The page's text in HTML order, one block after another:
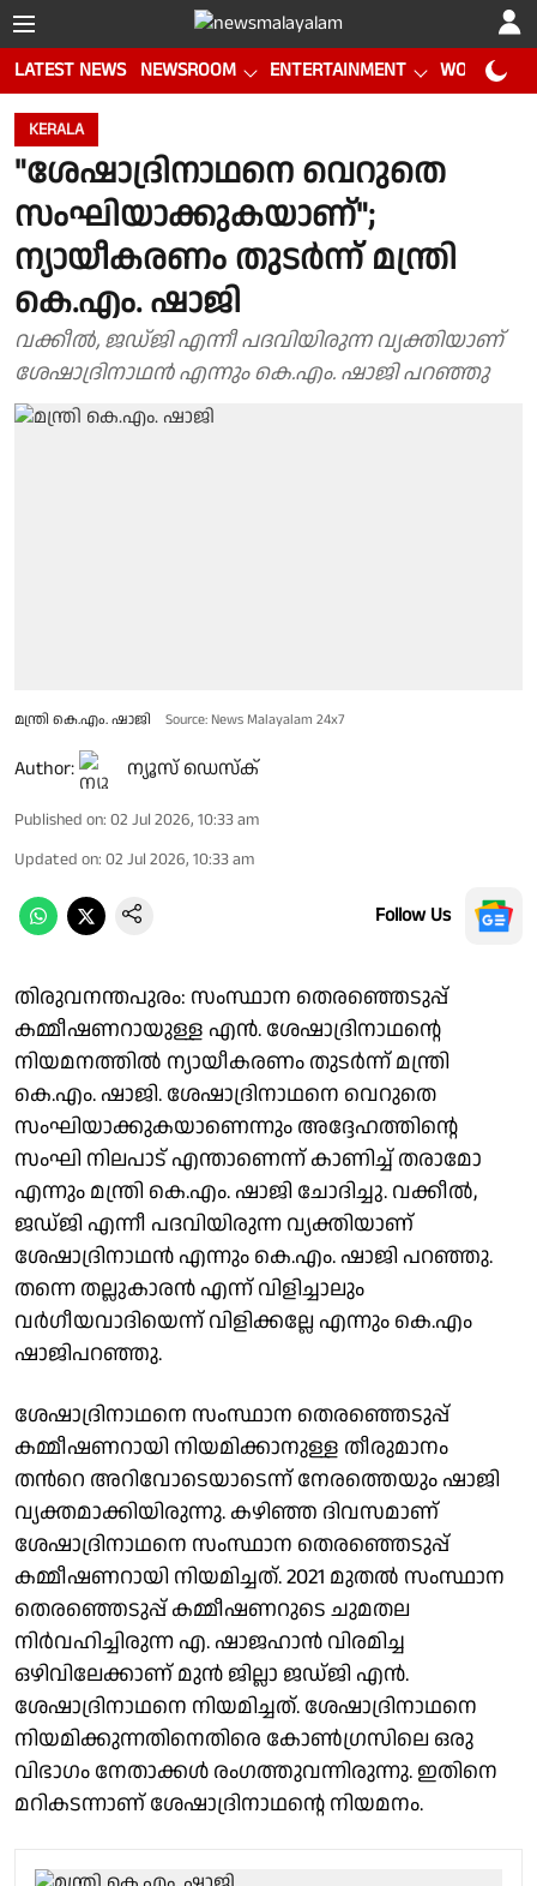
LATEST NEWS NEWSROOM ENTERTAINMENT WORLD CUP
KERALA
"ശേഷാദ്രിനാഥനെ വെറുതെ
സംഘിയാക്കുകയാണ്";
ന്യായീകരണം തുടർന്ന് മന്ത്രി
കെ.എം. ഷാജി
വക്കീൽ, ജഡ്ജി എന്നീ പദവിയിരുന്ന ‌വ്യക്തിയാണ്
ശേഷാദ്രിനാഥൻ എന്നും കെ.എം. ഷാജി പറഞ്ഞു
മന്ത്രി കെ.എം. ഷാജി Source: News Malayalam 24x7
Author: ന്യൂസ് ഡെസ്ക്
Published on: 02 Jul 2026, 10:33 am
Updated on: 02 Jul 2026, 10:33 am
Follow Us
തിരുവനന്തപുരം: സംസ്ഥാന തെരഞ്ഞെടുപ്പ്
കമ്മീഷണറായുള്ള എൻ. ശേഷാദ്രിനാഥന്റെ
നിയമനത്തിൽ ന്യായീകരണം തുടർന്ന് മന്ത്രി
കെ.എം. ഷാജി. ശേഷാദ്രിനാഥനെ വെറുതെ
സംഘിയാക്കുകയാണെന്നും അദ്ദേഹത്തിന്റെ
സംഘി നിലപാട് എന്താണെന്ന് കാണിച്ച് തരാമോ
എന്നും മന്ത്രി കെ.എം. ഷാജി ചോദിച്ചു. വക്കീൽ,
ജഡ്ജി എന്നീ പദവിയിരുന്ന ‌വ്യക്തിയാണ്
ശേഷാദ്രിനാഥൻ എന്നും കെ.എം. ഷാജി പറഞ്ഞു.
തന്നെ തല്ലുകാരൻ എന്ന് വിളിച്ചാലും
വർഗീയവാദിയെന്ന് വിളിക്കല്ലേ എന്നും കെ.എം
ഷാജിപറഞ്ഞു.
ശേഷാദ്രിനാഥനെ സംസ്ഥാന തെരഞ്ഞെടുപ്പ്
കമ്മീഷണറായി നിയമിക്കാനുള്ള തീരുമാനം
തന്‍റെ അറിവോടെയാടെന്ന് നേരത്തെയും ഷാജി
വ്യക്തമാക്കിയിരുന്നു. കഴിഞ്ഞ ദിവസമാണ്
ശേഷാദ്രിനാഥനെ സംസ്ഥാന തെരഞ്ഞെടുപ്പ്
കമ്മീഷണറായി നിയമിച്ചത്. 2021 മുതല്‍ സംസ്ഥാന
തെരഞ്ഞെടുപ്പ് കമ്മീഷണറുടെ ചുമതല
നിര്‍വഹിച്ചിരുന്ന എ. ഷാജഹാന്‍ വിരമിച്ച
ഒഴിവിലേക്കാണ് മുന്‍ ജില്ലാ ജഡ്ജി എന്‍.
ശേഷാദ്രിനാഥനെ നിയമിച്ചത്. ശേഷാദ്രിനാഥനെ
നിയമിക്കുന്നതിനെതിരെ കോൺഗ്രസിലെ ഒരു
വിഭാഗം നേതാക്കൾ രം​ഗത്തുവന്നിരുന്നു. ഇതിനെ
മറികടന്നാണ് ശേഷാദ്രിനാഥന്റെ നിയമനം.